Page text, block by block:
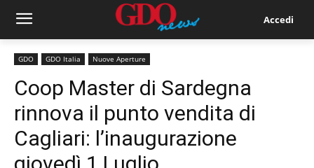
Accedi
GDO GDO Italia Nuove Aperture
Coop Master di Sardegna
rinnova il punto vendita di
Cagliari: l’inaugurazione